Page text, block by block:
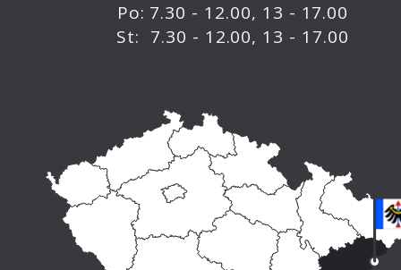
Po: 7.30 - 12.00, 13 - 17.00
St: 7.30 - 12.00, 13 - 17.00